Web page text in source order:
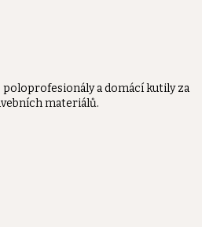
a domácí kutily za
materiálů.